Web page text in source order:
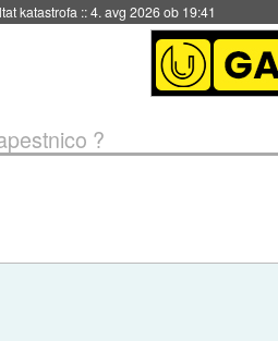
4. avg 2026 ob 19:41
?